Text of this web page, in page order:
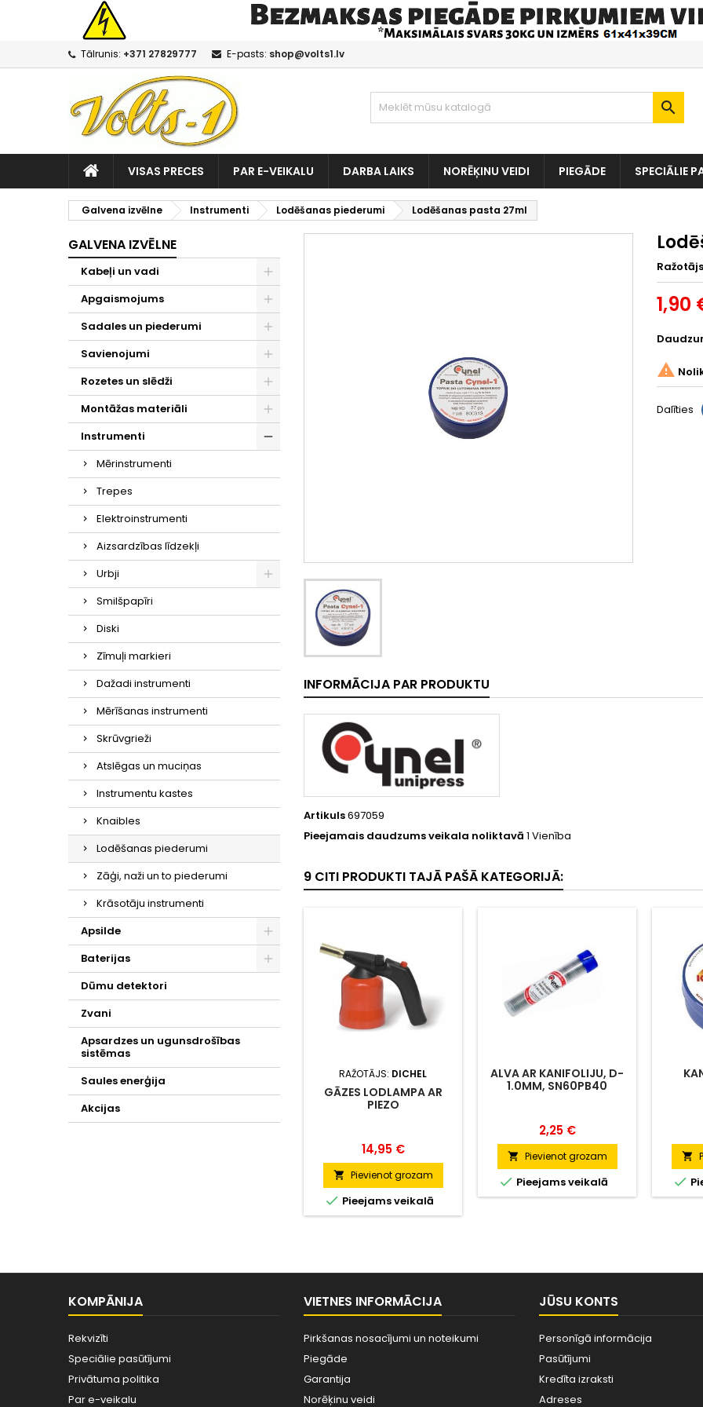
Tālrunis: +371 27829777 E-pasts: shop@volts1.lv

VISAS PRECES PAR E-VEIKALU DARBA LAIKS NORĒĶINU VEIDI PIEGĀDE SPECIĀLIE
Galvena izvēlne Instrumenti Lodēšanas piederumi Lodēšanas pasta 27ml
GALVENA IZVĒLNE
Kabeļi un vadi
Apgaismojums
Sadales un piederumi
Savienojumi
Rozetes un slēdži
Montāžas materiāli
Instrumenti
Mērinstrumenti
Trepes
Elektroinstrumenti
Aizsardzības līdzekļi
Urbji
Smilšpapīri
Diski
Zīmuļi markieri
Dažadi instrumenti
Mērīšanas instrumenti
Skrūvgrieži
Atslēgas un muciņas
Instrumentu kastes
Knaibles
Lodēšanas piederumi
Zāģi, naži un to piederumi
Krāsotāju instrumenti
Apsilde
Baterijas
Dūmu detektori
Zvani
Apsardzes un ugunsdrošības
sistēmas
Saules enerģija
Akcijas
Ražotājs
1,90

Dalīties
INFORMĀCIJA PAR PRODUKTU
Artikuls697059
Pieejamais daudzums veikala noliktavā 1 Vienība
9 CITI PRODUKTI TAJĀ PAŠĀ KATEGORIJĀ:
RAŽOTĀJS: DICHEL
GĀZES LODLAMPA AR
PIEZO
Cena
14,95 €
 Pievienot grozam
 Pieejams veikalā
ALVA AR KANIFOLIJU, D-
1.0MM, SN60PB40
Cena
2,25 €
 Pievienot grozam
 Pieejams veikalā


KOMPĀNIJA
Rekvizīti
Speciālie pasūtījumi
Privātuma politika
Par e-veikalu
VIETNES INFORMĀCIJA
Pirkšanas nosacījumi un noteikumi
Piegāde
Garantija
Norēķinu veidi
JŪSU KONTS
Personīgā informācija
Pasūtījumi
Kredīta izraksti
Adreses